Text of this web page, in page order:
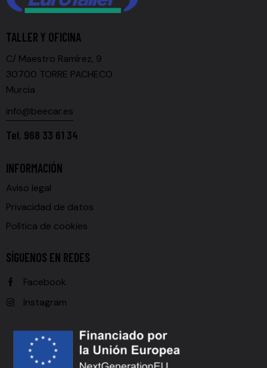
TALLER Y OFICINA
C/ Maestro Ramírez, 9
30700 TORRE PACHECO
Murcia
info@beecar.es
Tel. 968 33 61 34
INFORMACIÓN
Aviso legal
Privacidad de datos
Política de cookies
SÍGUENOS EN REDES
Facebook
Instagram